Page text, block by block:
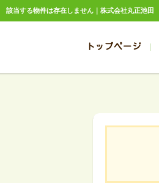
該当する物件は存在しません｜株式会社丸正池田
トップページ